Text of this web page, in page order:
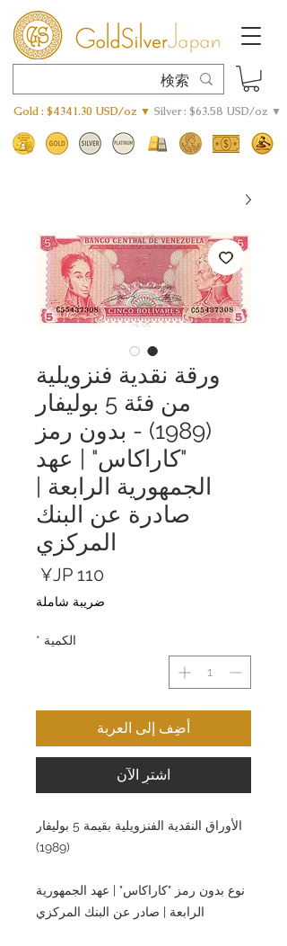
Gold : $4341.30 USD/oz ▼ Silver : $63.58 USD/oz ▼
ورقة نقدية فنزويلية
من فئة 5 بوليفار
(1989) - بدون رمز
"كاراكاس" | عهد
الجمهورية الرابعة |
صادرة عن البنك
المركزي
ضريبة شاملة
الكمية *
أضِف إلى العربة
اشترِ الآن
الأوراق النقدية الفنزويلية بقيمة 5 بوليفار
(1989)
نوع بدون رمز "كاراكاس" | عهد الجمهورية
الرابعة | صادر عن البنك المركزي